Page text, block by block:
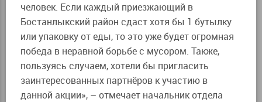
человек. Если каждый приезжающий в
Бостанлыкский район сдаст хотя бы 1 бутылку
или упаковку от еды, то это уже будет огромная
победа в неравной борьбе с мусором. Также,
пользуясь случаем, хотели бы пригласить
заинтересованных партнёров к участию в
данной акции», – отмечает начальник отдела